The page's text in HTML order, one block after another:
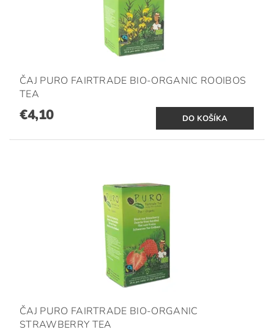
ČAJ PURO FAIRTRADE BIO-ORGANIC ROOIBOS
TEA
€4,10
ČAJ PURO FAIRTRADE BIO-ORGANIC
STRAWBERRY TEA